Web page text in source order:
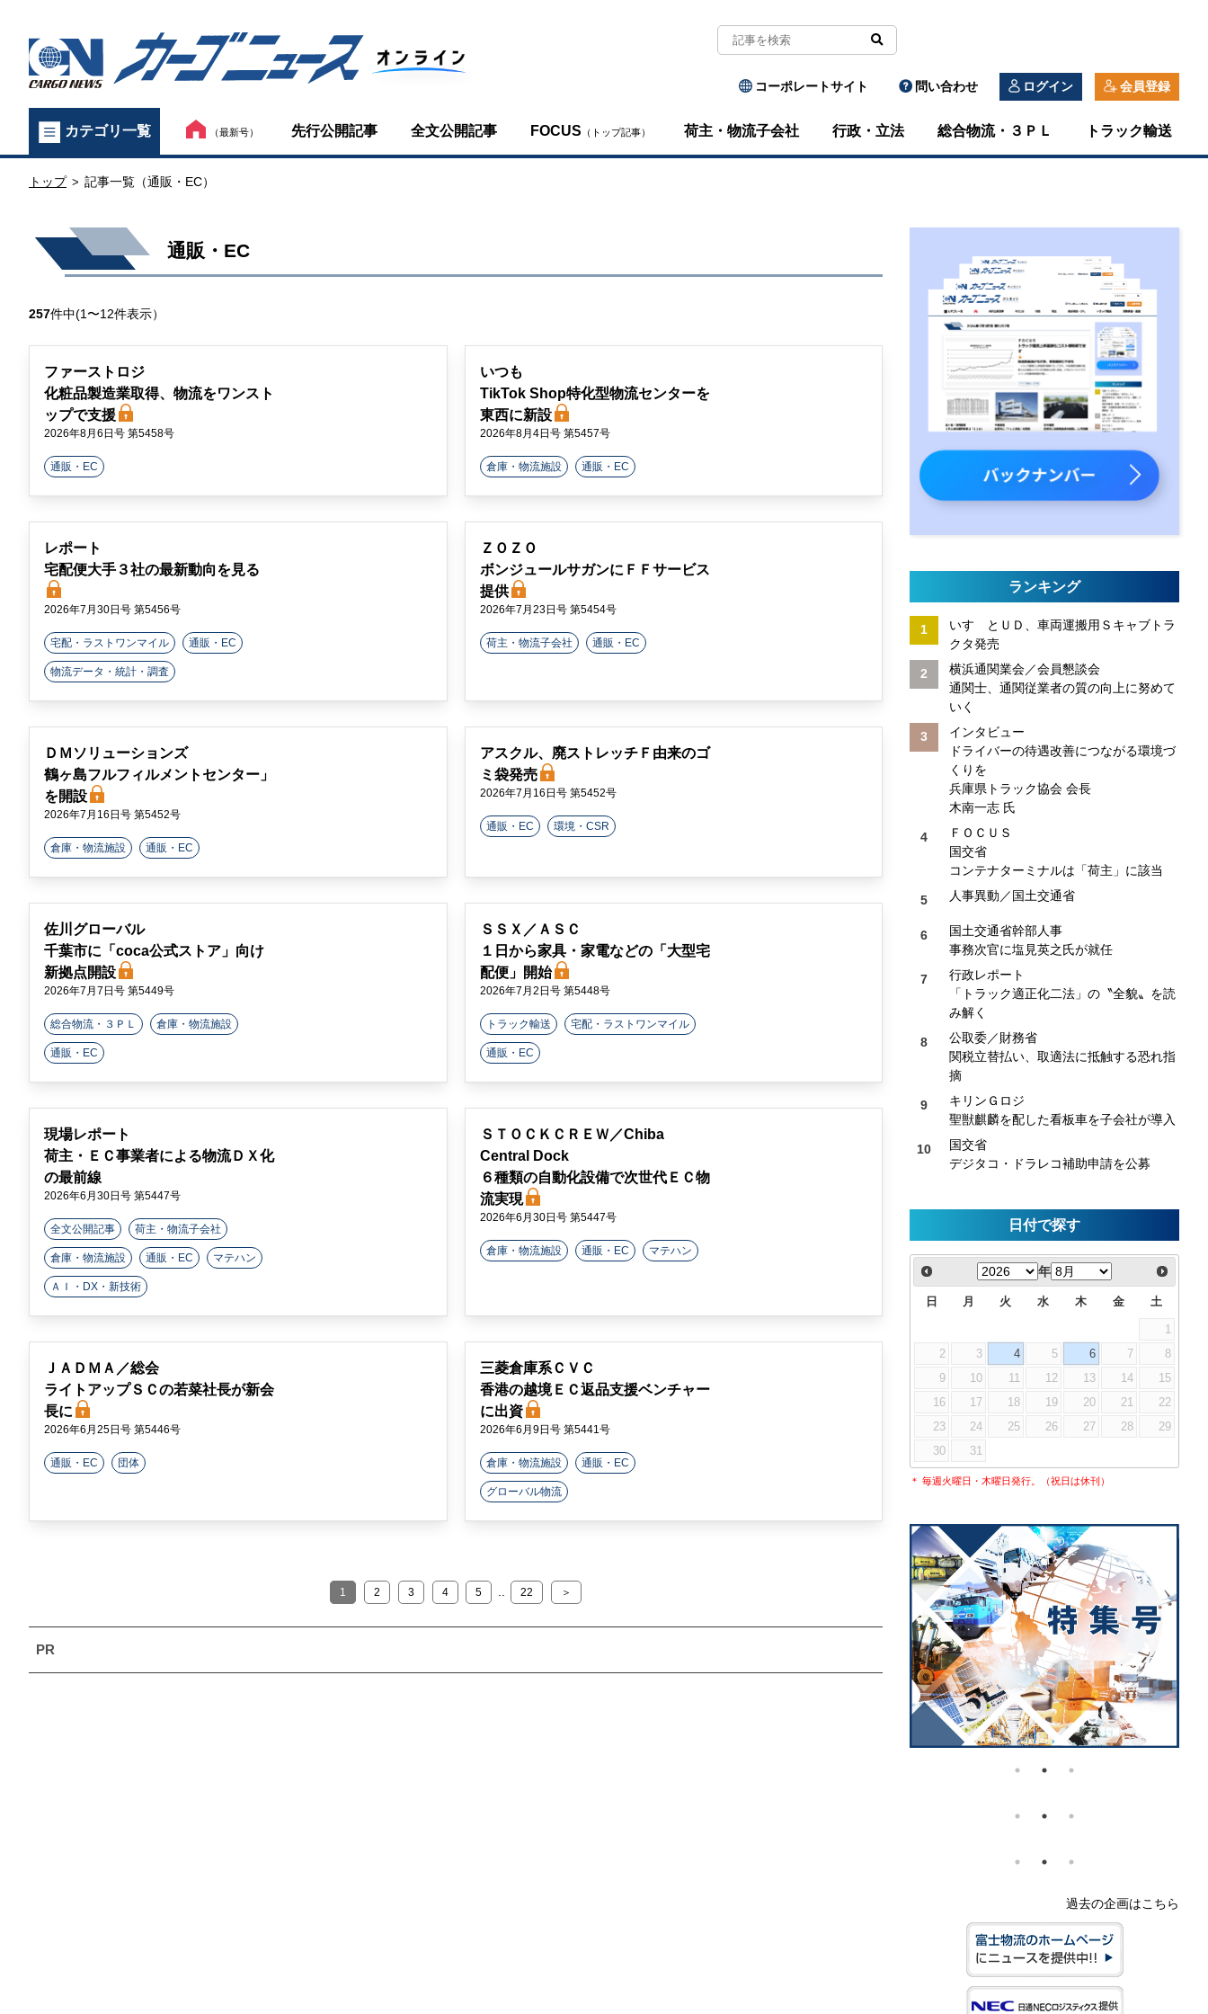
カ
ー
ゴ
ュ
ー
ス
オ
ン
ラ
イ
ン
コーポレートサイト 問い合わせ ログイン 会員登録
カテゴリ一覧 （最新号） 先行公開記事 全文公開記事 FOCUS （トップ記事） 荷主・物流子会社 行政・立法 総合物流・３ＰＬ トラック輸送
トップ > 記事一覧（通販・EC）
通販・EC
257件中(1〜12件表示）
ファーストロジ
化粧品製造業取得、物流をワンスト
ップで支援
2026年8月6日号 第5458号
通販・EC
いつも
TikTok Shop特化型物流センターを
東西に新設
2026年8月4日号 第5457号
倉庫・物流施設 通販・EC
レポート
宅配便大手３社の最新動向を見る
2026年7月30日号 第5456号
宅配・ラストワンマイル 通販・EC
物流データ・統計・調査
ＺＯＺＯ
ボンジュールサガンにＦＦサービス
提供
2026年7月23日号 第5454号
荷主・物流子会社 通販・EC
ＤＭソリューションズ
鶴ヶ島フルフィルメントセンター」
を開設
2026年7月16日号 第5452号
倉庫・物流施設 通販・EC
アスクル、廃ストレッチＦ由来のゴ
ミ袋発売
2026年7月16日号 第5452号
通販・EC 環境・CSR
佐川グローバル
千葉市に「coca公式ストア」向け
新拠点開設
2026年7月7日号 第5449号
総合物流・３ＰＬ 倉庫・物流施設
通販・EC
ＳＳＸ／ＡＳＣ
１日から家具・家電などの「大型宅
配便」開始
2026年7月2日号 第5448号
トラック輸送 宅配・ラストワンマイル
通販・EC
現場レポート
荷主・ＥＣ事業者による物流ＤＸ化
の最前線
2026年6月30日号 第5447号
全文公開記事 荷主・物流子会社
倉庫・物流施設 通販・EC マテハン
ＡＩ・DX・新技術
ＳＴＯＣＫＣＲＥＷ／Chiba
Central Dock
６種類の自動化設備で次世代ＥＣ物
流実現
2026年6月30日号 第5447号
倉庫・物流施設 通販・EC マテハン
ＪＡＤＭＡ／総会
ライトアップＳＣの若菜社長が新会
長に
2026年6月25日号 第5446号
通販・EC 団体
三菱倉庫系ＣＶＣ
香港の越境ＥＣ返品支援ベンチャー
に出資
2026年6月9日号 第5441号
倉庫・物流施設 通販・EC
グローバル物流
1 2 3 4 5 22 ＞
ランキング
いすゞとＵＤ、車両運搬用Ｓキャブトラ
クタ発売
横浜通関業会／会員懇談会
通関士、通関従業者の質の向上に努めて
いく
インタビュー
ドライバーの待遇改善につながる環境づ
くりを
兵庫県トラック協会 会長
木南一志 氏
ＦＯＣＵＳ
国交省
コンテナターミナルは「荷主」に該当
人事異動／国土交通省
国土交通省幹部人事
事務次官に塩見英之氏が就任
行政レポート
「トラック適正化二法」の〝全貌〟を読
み解く
公取委／財務省
関税立替払い、取適法に抵触する恐れ指
摘
キリンＧロジ
聖獣麒麟を配した看板車を子会社が導入
国交省
デジタコ・ドラレコ補助申請を公募
日付で探す
年
日 月 火 水 木 金 土
1
2
3 4 5 6 7
8
9
10 11 12 13 14
15
16
17 18 19 20 21
22
23
24 25 26 27 28
29
30
31
＊ 毎週火曜日・木曜日発行。（祝日は休刊）
過去の企画はこちら